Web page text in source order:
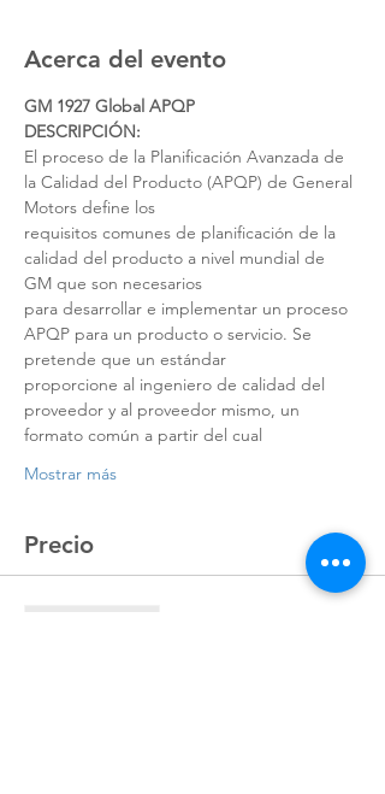
Acerca del evento
GM 1927 Global APQP
DESCRIPCIÓN:
El proceso de la Planificación Avanzada de
la Calidad del Producto (APQP) de General
Motors define los
requisitos comunes de planificación de la
calidad del producto a nivel mundial de
GM que son necesarios
para desarrollar e implementar un proceso
APQP para un producto o servicio. Se
pretende que un estándar
proporcione al ingeniero de calidad del
proveedor y al proveedor mismo, un
formato común a partir del cual
Mostrar más
Precio